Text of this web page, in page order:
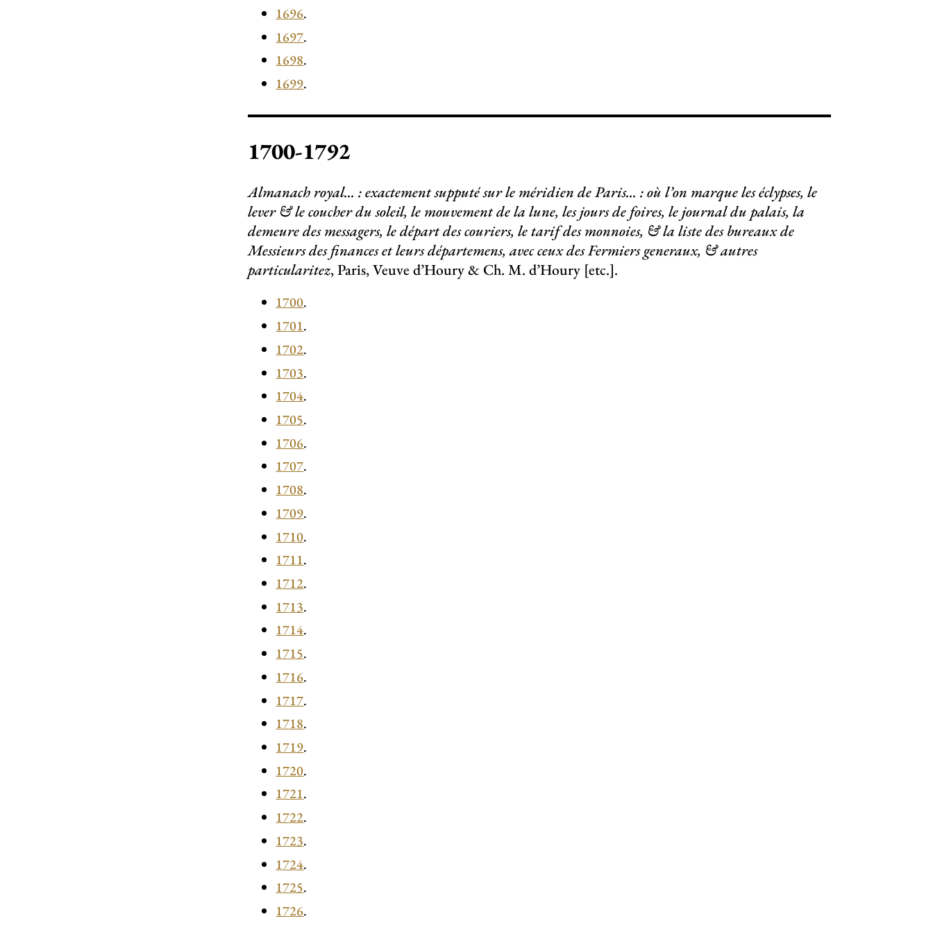
1696.
1697.
1698.
1699.
1700-1792
Almanach royal... : exactement supputé sur le méridien de Paris... : où l’on marque les éclypses, le
lever & le coucher du soleil, le mouvement de la lune, les jours de foires, le journal du palais, la
demeure des messagers, le départ des couriers, le tarif des monnoies, & la liste des bureaux de
Messieurs des finances et leurs départemens, avec ceux des Fermiers generaux, & autres
particularitez, Paris, Veuve d’Houry & Ch. M. d’Houry [etc.].
1700.
1701.
1702.
1703.
1704.
1705.
1706.
1707.
1708.
1709.
1710.
1711.
1712.
1713.
1714.
1715.
1716.
1717.
1718.
1719.
1720.
1721.
1722.
1723.
1724.
1725.
1726.